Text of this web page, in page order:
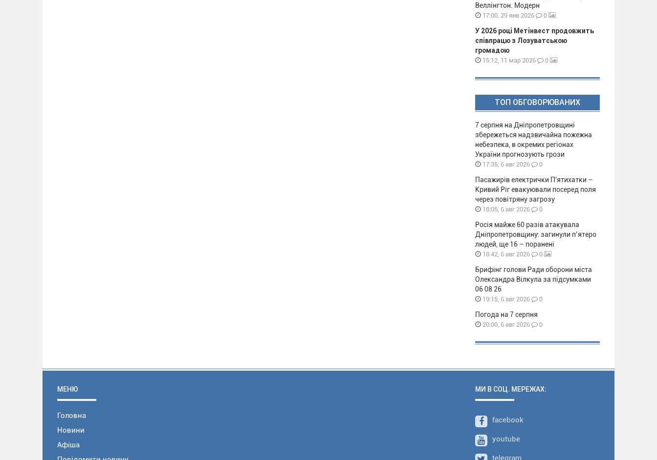
Веллінгтон. Модерн
17:00, 29 янв 2026 0
У 2026 році Метінвест продовжить
співпрацю з Лозуватською
громадою
15:12, 11 мар 2026 0
ТОП ОБГОВОРЮВАНИХ
7 серпня на Дніпропетровщині
збережеться надзвичайна пожежна
небезпека, в окремих регіонах
України прогнозують грози
17:35, 6 авг 2026 0
Пасажирів електрички П'ятихатки –
Кривий Ріг евакуювали посеред поля
через повітряну загрозу
18:05, 6 авг 2026 0
Росія майже 60 разів атакувала
Дніпропетровщину: загинули п’ятеро
людей, ще 16 – поранені
18:42, 6 авг 2026 0
Брифінг голови Ради оборони міста
Олександра Вілкула за підсумками
06 08 26
19:15, 6 авг 2026 0
Погода на 7 серпня
20:00, 6 авг 2026 0
МЕНЮ
Головна
Новини
Афіша
МИ В СОЦ. МЕРЕЖАХ:
facebook
youtube
telegram